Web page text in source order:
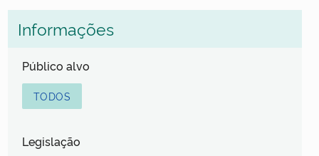
Informações
Público alvo
TODOS
Legislação